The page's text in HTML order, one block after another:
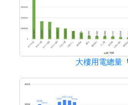
大樓用電總量